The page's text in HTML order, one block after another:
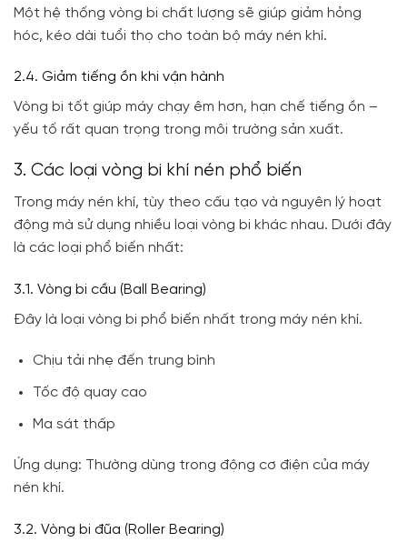
Một hệ thống vòng bi chất lượng sẽ giúp giảm hỏng
hóc, kéo dài tuổi thọ cho toàn bộ máy nén khí.
2.4. Giảm tiếng ồn khi vận hành
Vòng bi tốt giúp máy chạy êm hơn, hạn chế tiếng ồn –
yếu tố rất quan trọng trong môi trường sản xuất.
3. Các loại vòng bi khí nén phổ biến
Trong máy nén khí, tùy theo cấu tạo và nguyên lý hoạt
động mà sử dụng nhiều loại vòng bi khác nhau. Dưới đây
là các loại phổ biến nhất:
3.1. Vòng bi cầu (Ball Bearing)
Đây là loại vòng bi phổ biến nhất trong máy nén khí.
Chịu tải nhẹ đến trung bình
Tốc độ quay cao
Ma sát thấp
Ứng dụng: Thường dùng trong động cơ điện của máy
nén khí.
3.2. Vòng bi đũa (Roller Bearing)